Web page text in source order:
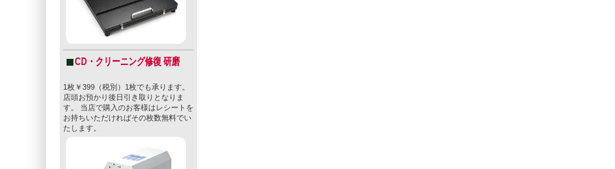
CD・クリーニング修復 研磨
1枚￥399（税別）1枚でも承ります。
店頭お預かり後日引き取りとなりま
す。 当店で購入のお客様はレシートを
お持ちいただければその枚数無料でい
たします。